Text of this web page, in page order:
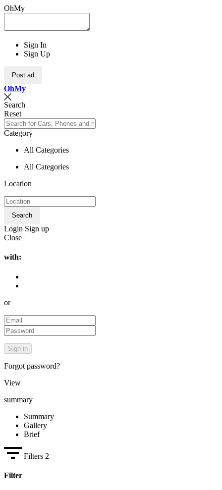
OhMy
Sign In
Sign Up
Post ad
OhMy
Search
Reset
Category
All Categories
All Categories
Location
Search
Login Sign up
Close
with:
or
Forgot password?
View
summary
Summary
Gallery
Brief
Filters 2
Filter